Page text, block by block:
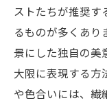
ストたちが推奨す
るものが多くあり
景にした独自の美
大限に表現する方
や色合いには、繊